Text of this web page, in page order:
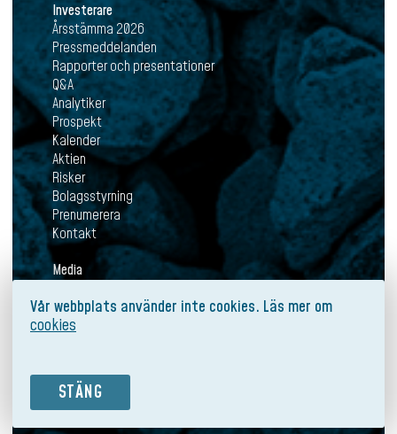
Investerare
Årsstämma 2026
Pressmeddelanden
Rapporter och presentationer
Q&A
Analytiker
Prospekt
Kalender
Aktien
Risker
Bolagsstyrning
Prenumerera
Kontakt
Media
Pressmeddelanden
Mediabank
Kontakt
Vår webbplats använder inte cookies. Läs mer om
cookies
STÄNG